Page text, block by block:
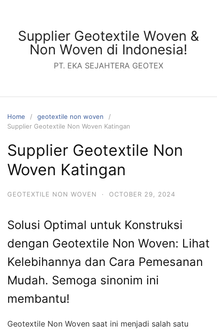
contentSupplier Geotextile Woven &
Non Woven di Indonesia!
PT. EKA SEJAHTERA GEOTEX
Home
geotextile non woven
Supplier Geotextile Non Woven Katingan
Supplier Geotextile Non
Woven Katingan
GEOTEXTILE NON WOVEN · OCTOBER 29, 2024
Solusi Optimal untuk Konstruksi
dengan Geotextile Non Woven: Lihat
Kelebihannya dan Cara Pemesanan
Mudah. Semoga sinonim ini
membantu!
Geotextile Non Woven saat ini menjadi salah satu